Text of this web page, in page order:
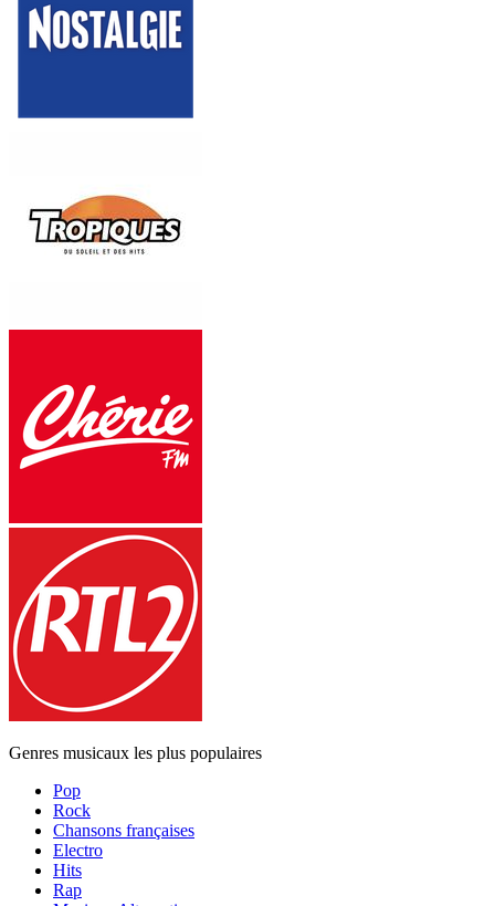
Genres musicaux les plus populaires
Pop
Rock
Chansons françaises
Electro
Hits
Rap